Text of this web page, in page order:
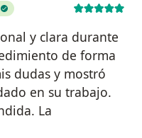
y clara durante
de forma
dudas y mostró
en su trabajo.
La